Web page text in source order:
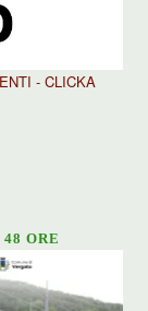
- CLICKA
ORE